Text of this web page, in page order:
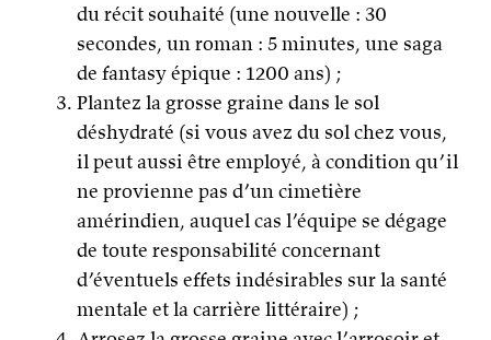
du récit souhaité (une nouvelle : 30
secondes, un roman : 5 minutes, une saga
de fantasy épique : 1200 ans) ;
Plantez la grosse graine dans le sol
déshydraté (si vous avez du sol chez vous,
il peut aussi être employé, à condition qu’il
ne provienne pas d’un cimetière
amérindien, auquel cas l’équipe se dégage
de toute responsabilité concernant
d’éventuels effets indésirables sur la santé
mentale et la carrière littéraire) ;